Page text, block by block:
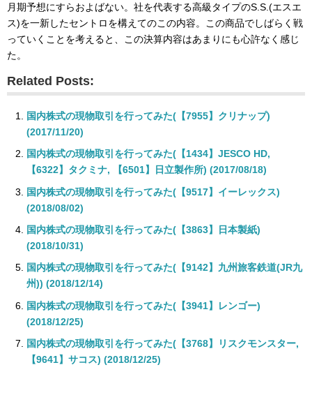
月期予想にすらおよばない。社を代表する高級タイプのS.S.(エスエ
ス)を一新したセントロを構えてのこの内容。この商品でしばらく戦
っていくことを考えると、この決算内容はあまりにも心許なく感じ
た。
Related Posts:
国内株式の現物取引を行ってみた(【7955】クリナップ)
(2017/11/20)
国内株式の現物取引を行ってみた(【1434】JESCO HD,
【6322】タクミナ, 【6501】日立製作所) (2017/08/18)
国内株式の現物取引を行ってみた(【9517】イーレックス)
(2018/08/02)
国内株式の現物取引を行ってみた(【3863】日本製紙)
(2018/10/31)
国内株式の現物取引を行ってみた(【9142】九州旅客鉄道(JR九
州)) (2018/12/14)
国内株式の現物取引を行ってみた(【3941】レンゴー)
(2018/12/25)
国内株式の現物取引を行ってみた(【3768】リスクモンスター,
【9641】サコス) (2018/12/25)